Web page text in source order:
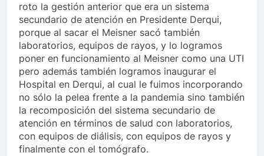
roto la gestión anterior que era un sistema
secundario de atención en Presidente Derqui,
porque al sacar el Meisner sacó también
laboratorios, equipos de rayos, y lo logramos
poner en funcionamiento al Meisner como una UTI
pero además también logramos inaugurar el
Hospital en Derqui, al cual le fuimos incorporando
no sólo la pelea frente a la pandemia sino también
la recomposición del sistema secundario de
atención en términos de salud con laboratorios,
con equipos de diálisis, con equipos de rayos y
finalmente con el tomógrafo.